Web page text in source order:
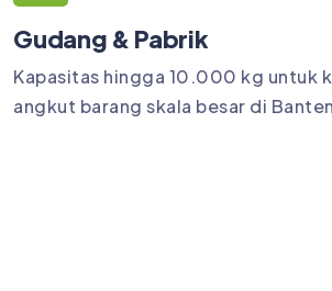
Gudang & Pabrik
Kapasitas hingga 10.000 kg untuk
angkut barang skala besar di